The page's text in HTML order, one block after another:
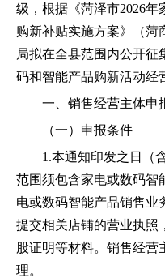
级， 根据 《菏泽市2026年
购新补贴实施方案》（菏
局拟在全县范围内公开征
码和智能产品购新活动经
一 、销售经营主体申
（一）申报条件
1.本通知印发之日（
范围须包含家电或数码智
电或数码智能产品销售业
提交相关店铺的营业执照
股证明等材料。 销售经营
理。